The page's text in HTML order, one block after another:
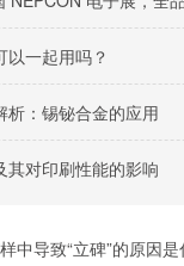
以一起用吗？
析：锡铋合金的应用
其对印刷性能的影响
中导致“立碑”的原因是